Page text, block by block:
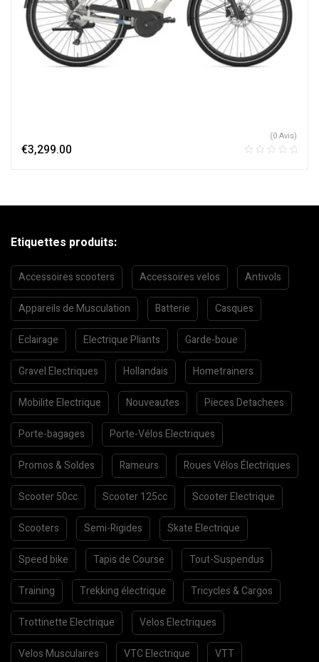
€3,299.00
(0 Avis)
Etiquettes produits:
Accessoires scooters Accessoires velos Antivols
Appareils de Musculation Batterie Casques
Eclairage Electrique Pliants Garde-boue
Gravel Electriques Hollandais Hometrainers
Mobilite Electrique Nouveautes Pieces Detachees
Porte-bagages Porte-Vélos Electriques
Promos & Soldes Rameurs Roues Vélos Électriques
Scooter 50cc Scooter 125cc Scooter Electrique
Scooters Semi-Rigides Skate Electrique
Speed bike Tapis de Course Tout-Suspendus
Training Trekking électrique Tricycles & Cargos
Trottinette Electrique Velos Electriques
Velos Musculaires VTC Electrique VTT